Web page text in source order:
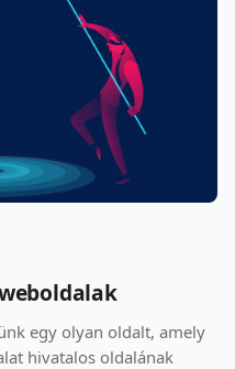
egy olyan oldalt, amely
hivatalos oldalának